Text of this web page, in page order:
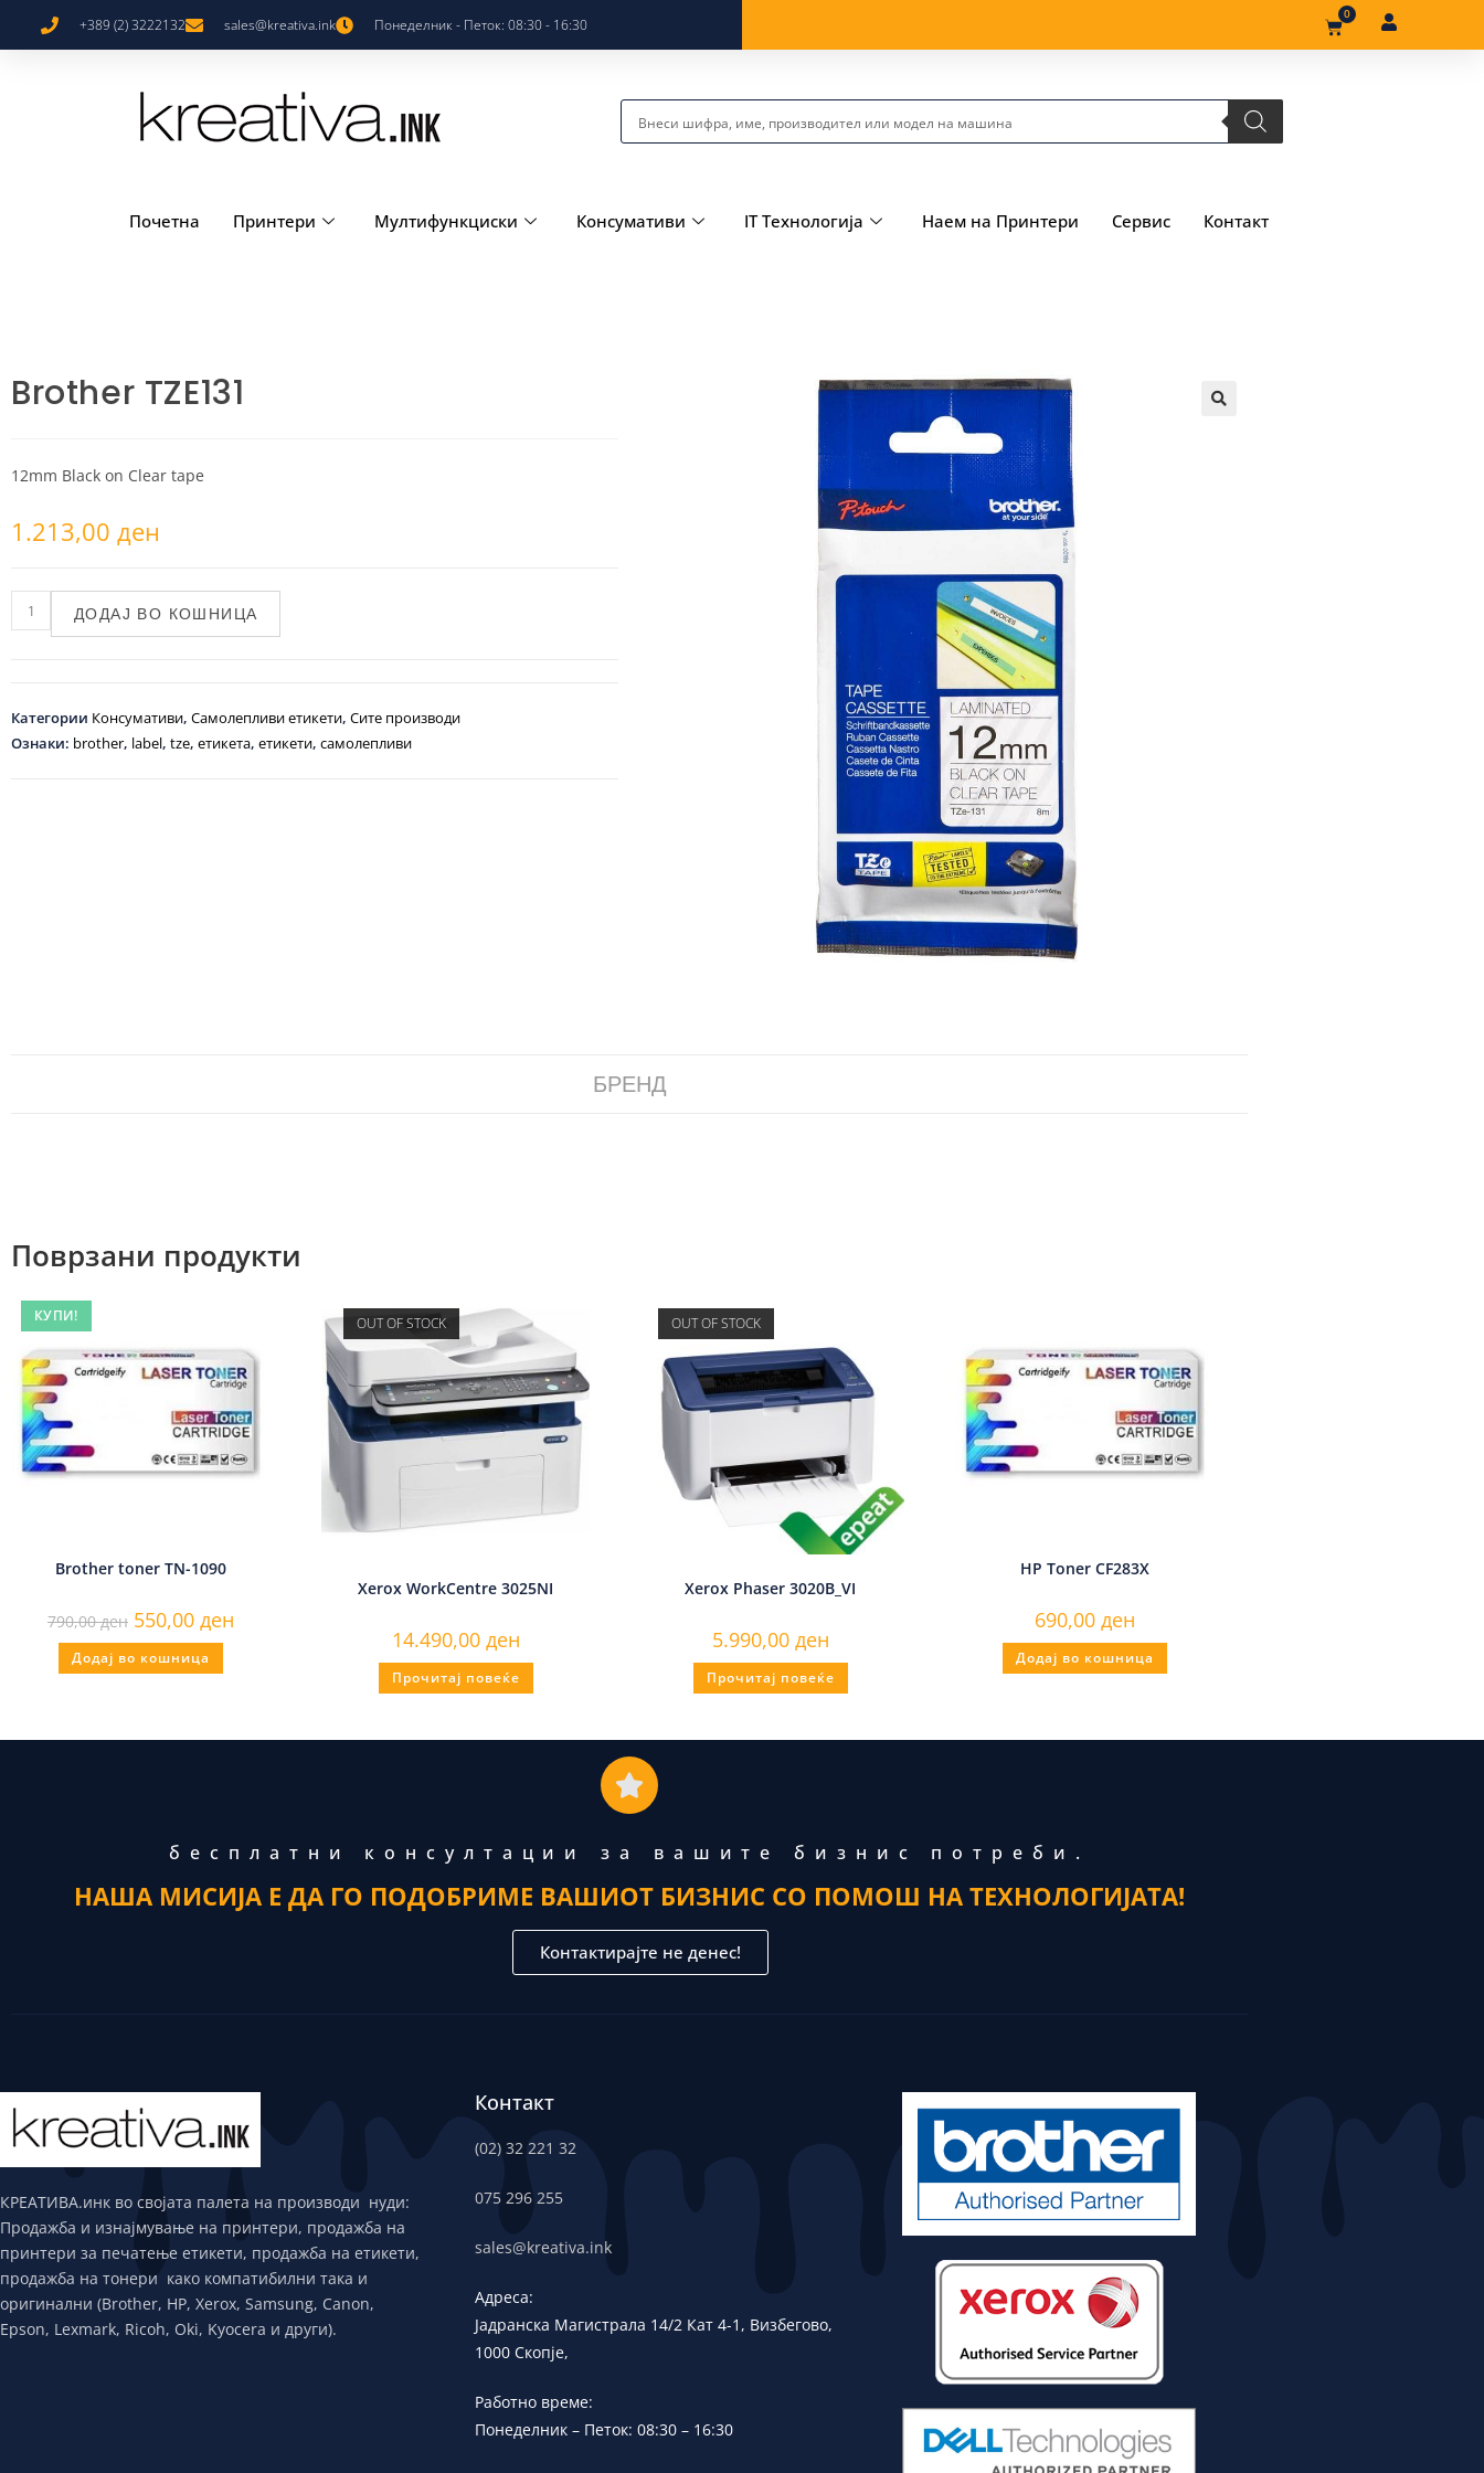
+389 (2) 3222132 sales@kreativa.ink Понеделник - Петок: 08:30 - 16:30
0
Почетна Принтери Мултифункциски Консумативи IT Технологија Наем на Принтери Сервис Контакт
Brother TZE131
12mm Black on Clear tape
1.213,00 ден
ДОДАЈ ВО КОШНИЦА
Категории Консумативи, Самолепливи етикети, Сите производи
Ознаки: brother, label, tze, етикета, етикети, самолепливи
БРЕНД
Поврзани продукти
КУПИ!
Brother toner TN-1090
790,00ден 550,00 ден
Додај во кошница
OUT OF STOCK
Xerox WorkCentre 3025NI
14.490,00 ден
Прочитај повеќе
OUT OF STOCK
Xerox Phaser 3020B_VI
5.990,00 ден
Прочитај повеќе
HP Toner CF283X
690,00 ден
Додај во кошница
бесплатни консултации за вашите бизнис потреби.
НАША МИСИЈА Е ДА ГО ПОДОБРИМЕ ВАШИОТ БИЗНИС СО ПОМОШ НА ТЕХНОЛОГИЈАТА!
Контактирајте не денес!
КРЕАТИВА.инк во својата палета на производи нуди:
Продажба и изнајмување на принтери, продажба на
принтери за печатење етикети, продажба на етикети,
продажба на тонери како компатибилни така и
оригинални (Brother, HP, Xerox, Samsung, Canon,
Epson, Lexmark, Ricoh, Oki, Kyocera и други).
Контакт
(02) 32 221 32
075 296 255
sales@kreativa.ink
Адреса:
Јадранска Магистрала 14/2 Кат 4-1, Визбегово,
1000 Скопје,
Работно време:
Понеделник – Петок: 08:30 – 16:30